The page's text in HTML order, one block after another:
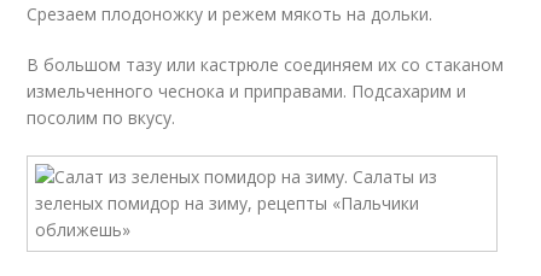
Срезаем плодоножку и режем мякоть на дольки.
В большом тазу или кастрюле соединяем их со стаканом
измельченного чеснока и приправами. Подсахарим и
посолим по вкусу.